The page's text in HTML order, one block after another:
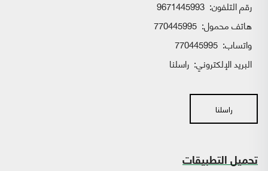
رقم التلفون: 9671445993
هاتف محمول: 770445995
واتساب:
البريد الإلكتروني: راسلنا
راسلنا
تحميل التطبيقات